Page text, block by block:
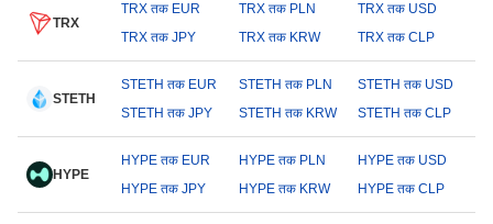
TRX
TRX तक EUR TRX तक PLN
TRX तक USD
TRX तक JPY
TRX तक KRW TRX तक CLP
STETH
STETH तक EUR STETH तक PLN
STETH तक USD
STETH तक JPY
STETH तक KRW STETH तक CLP
HYPE
HYPE तक EUR HYPE तक PLN
HYPE तक USD
HYPE तक JPY
HYPE तक KRW HYPE तक CLP